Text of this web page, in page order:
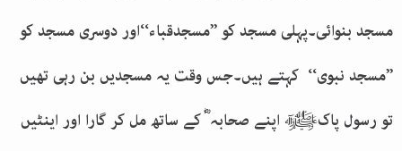
مسجد بنوائی۔پہلی مسجد کو ’’مسجدقباء‘‘اور دوسری مسجد کو
’’مسجد نبوی‘‘ کہتے ہیں۔جس وقت یہ مسجدیں بن رہی تھیں
تو رسول پاکﷺ اپنے صحابہ ؓ کے ساتھ مل کر گارا اور اینٹیں